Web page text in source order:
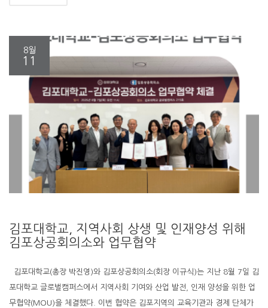
8월
11
김포대학교, 지역사회 상생 및 인재양성 위해
김포상공회의소와 업무협약
김포대학교(총장 박진영)와 김포상공회의소(회장 이규식)는 지난 8월 7일 김
포대학교 글로벌캠퍼스에서 지역사회 기여와 산업 발전, 인재 양성을 위한 업
무협약(MOU)을 체결했다. 이번 협약은 김포지역의 교육기관과 경제 단체가